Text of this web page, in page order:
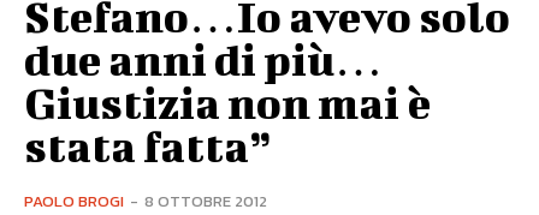
Stefano…Io avevo solo
due anni di più…
Giustizia non mai è
stata fatta”
PAOLO BROGI - 8 OTTOBRE 2012